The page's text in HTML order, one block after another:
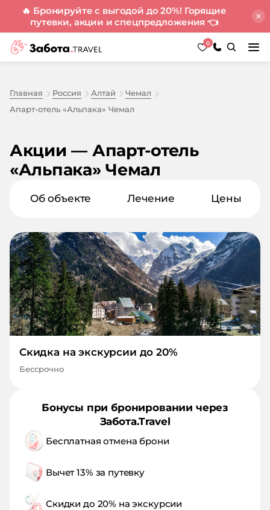
🔥 Бронируйте с выгодой до 20%! Горящие
путевки, акции и спецпредложения 👈
0
Главная Россия Алтай
Чемал
Апарт-отель «Альпака» Чемал
Акции — Апарт-отель
«Альпака» Чемал
Об объекте Лечение Цены
Скидка на экскурсии до 20%
Бессрочно
Бонусы при бронировании через
Забота.Travel
Бесплатная отмена брони
Вычет 13% за путевку
Скидки до 20% на экскурсии